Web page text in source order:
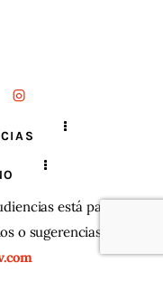
está para
o sugerencias